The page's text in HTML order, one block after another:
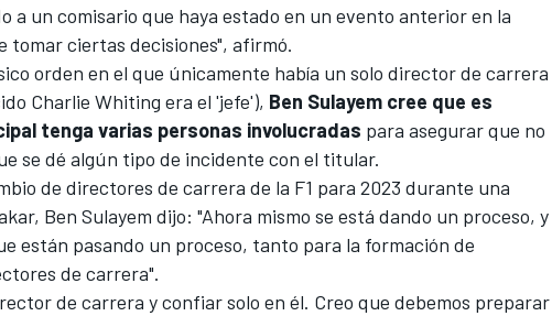
a un comisario que haya estado en un evento anterior en la
tomar ciertas decisiones", afirmó.
orden en el que únicamente había un solo director de carrera
Charlie Whiting era el 'jefe'), Ben Sulayem cree que es
tenga varias personas involucradas para asegurar que no
se dé algún tipo de incidente con el titular.
de directores de carrera de la F1 para 2023 durante una
, Ben Sulayem dijo: "Ahora mismo se está dando un proceso, y
están pasando un proceso, tanto para la formación de
de carrera".
de carrera y confiar solo en él. Creo que debemos preparar